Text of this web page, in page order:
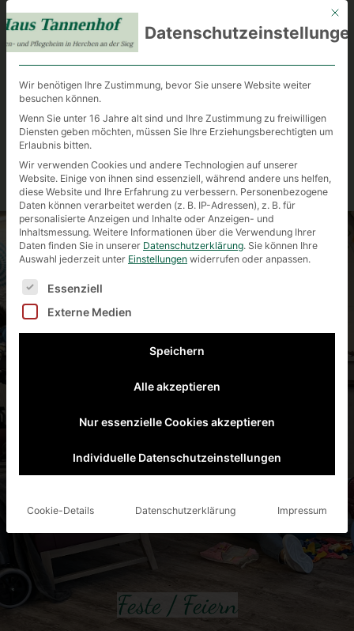
Haus
Tannenhof
Alten- und Pflegeheimin Herchen
an der Sieg
Feste / Feiern
Mit
Wir benötigen Ihre Zustimmung, bevor Sie unsere Website weiter
besuchen können.
Wenn Sie unter 16 Jahre alt sind und Ihre Zustimmung zu freiwilligen
Diensten geben möchten, müssen Sie Ihre Erziehungsberechtigten um
Erlaubnis bitten.
Wir verwenden Cookies und andere Technologien auf unserer
Website. Einige von ihnen sind essenziell, während andere uns helfen,
diese Website und Ihre Erfahrung zu verbessern. Personenbezogene
Daten können verarbeitet werden (z. B. IP-Adressen), z. B. für
personalisierte Anzeigen und Inhalte oder Anzeigen- und
Inhaltsmessung. Weitere Informationen über die Verwendung Ihrer
Daten finden Sie in unserer Datenschutzerklärung. Sie können Ihre
Auswahl jederzeit unter Einstellungen widerrufen oder anpassen.
Es folgt eine Liste der Service-Gruppen, für die eine
Essenziell
Externe Medien
Speichern
Alle akzeptieren
Nur essenzielle Cookies akzeptieren
Individuelle Datenschutzeinstellungen
Cookie-Details Datenschutzerklärung Impressum